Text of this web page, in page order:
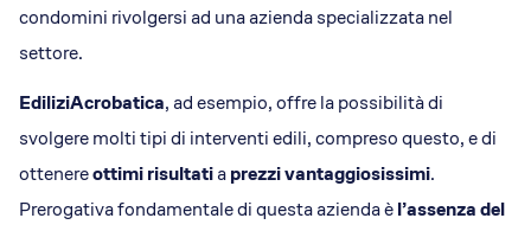
condomini rivolgersi ad una azienda specializzata nel
settore.
EdiliziAcrobatica, ad esempio, offre la possibilità di
svolgere molti tipi di interventi edili, compreso questo, e di
ottenereottimi risultatiaprezzi vantaggiosissimi.
Prerogativa fondamentale di questa azienda èl’assenza del